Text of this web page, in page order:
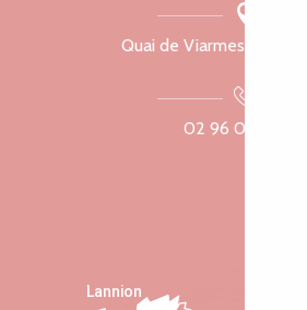
Quai de Viarmes, 22300
02 96 05 60 70
Lannion